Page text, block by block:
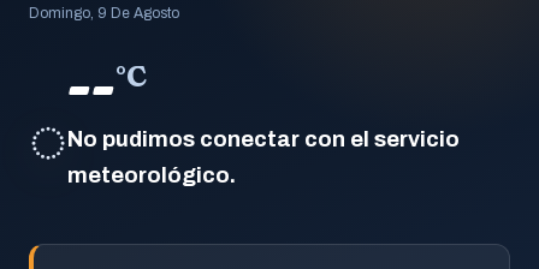
Domingo, 9 De Agosto
◌
--°C
No pudimos conectar con el servicio
meteorológico.